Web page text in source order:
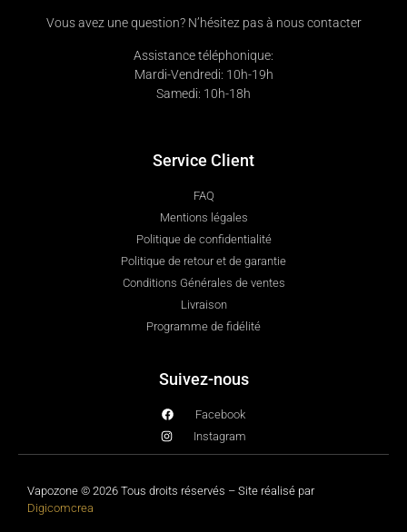
Vous avez une question? N’hésitez pas à nous contacter
Assistance téléphonique:
Mardi-Vendredi: 10h-19h
Samedi: 10h-18h
Service Client
FAQ
Mentions légales
Politique de confidentialité
Politique de retour et de garantie
Conditions Générales de ventes
Livraison
Programme de fidélité
Suivez-nous
Facebook
Instagram
Vapozone © 2026 Tous droits réservés – Site réalisé par
Digicomcrea